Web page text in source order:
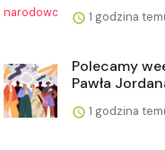
1 godzina
Polecamy
Pawła
1 godzina